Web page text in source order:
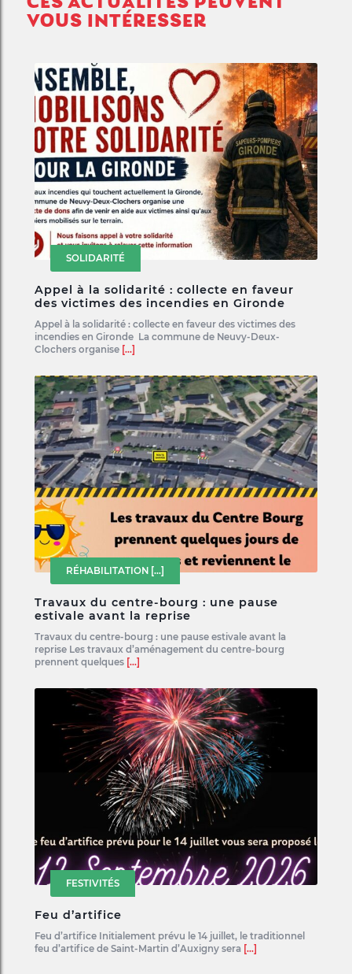
VOUS INTÉRESSER
SOLIDARITÉ
Appel à la solidarité : collecte en faveur
des victimes des incendies en Gironde
Appel à la solidarité : collecte en faveur des victimes des
incendies en Gironde La commune de Neuvy-Deux-
Clochers organise [...]
RÉHABILITATION [...]
Travaux du centre-bourg : une pause
estivale avant la reprise
Travaux du centre-bourg : une pause estivale avant la
reprise Les travaux d’aménagement du centre-bourg
prennent quelques [...]
FESTIVITÉS
Feu d’artifice
Feu d’artifice Initialement prévu le 14 juillet, le traditionnel
feu d’artifice de Saint-Martin d’Auxigny sera [...]